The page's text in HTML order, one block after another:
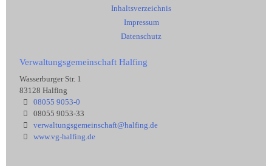
Inhaltsverzeichnis
Impressum
Datenschutz
Verwaltungsgemeinschaft Halfing
Wasserburger Str. 1
83128 Halfing
08055 9053-0
08055 9053-33
verwaltungsgemeinschaft@halfing.de
www.vg-halfing.de